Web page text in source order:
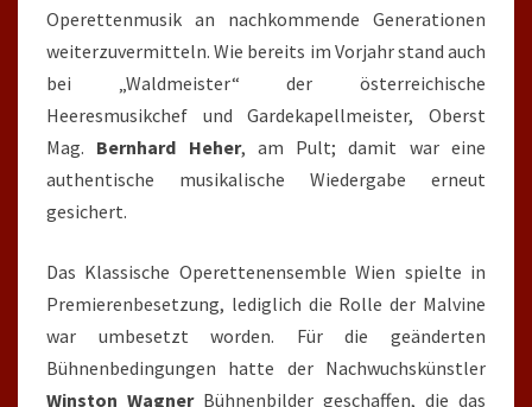
Operettenmusik an nachkommende Generationen
weiterzuvermitteln. Wie bereits im Vorjahr stand auch
bei „Waldmeister“ der österreichische
Heeresmusikchef und Gardekapellmeister, Oberst
Mag. Bernhard Heher, am Pult; damit war eine
authentische musikalische Wiedergabe erneut
gesichert.
Das Klassische Operettenensemble Wien spielte in
Premierenbesetzung, lediglich die Rolle der Malvine
war umbesetzt worden. Für die geänderten
Bühnenbedingungen hatte der Nachwuchskünstler
Winston WagnerBühnenbilder geschaffen, die das